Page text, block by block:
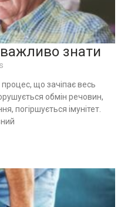
знати
що зачіпає весь
обмін речовин,
погіршується імунітет.